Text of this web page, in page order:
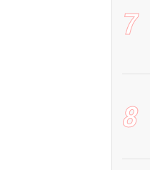
7
8